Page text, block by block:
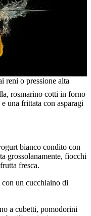
reni o pressione alta
rosmarino cotti in forno
una frittata con asparagi
bianco condito con
grossolanamente, fiocchi
fresca.
un cucchiaino di
a cubetti, pomodorini